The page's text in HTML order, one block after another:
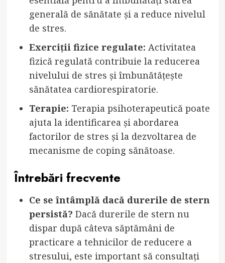
generală de sănătate și a reduce nivelul
de stres.
Exerciții fizice regulate: Activitatea
fizică regulată contribuie la reducerea
nivelului de stres și îmbunătățește
sănătatea cardiorespiratorie.
Terapie: Terapia psihoterapeutică poate
ajuta la identificarea și abordarea
factorilor de stres și la dezvoltarea de
mecanisme de coping sănătoase.
Întrebări frecvente
Ce se întâmplă dacă durerile de stern
persistă? Dacă durerile de stern nu
dispar după câteva săptămâni de
practicare a tehnicilor de reducere a
stresului, este important să consultați